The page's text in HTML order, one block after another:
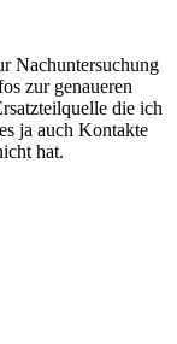
Nachuntersuchung
zur genaueren
die ich
ja auch Kontakte
hat.